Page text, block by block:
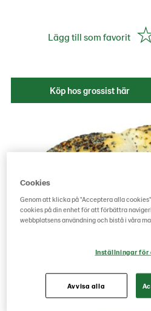
Lägg till som favorit
Köp hos grossist här
Cookies
Genom att klicka på "Acceptera alla
cookies på din enhet för att förbättra
webbplatsens användning och bistå i våra
Inställningar för
Avvisa alla